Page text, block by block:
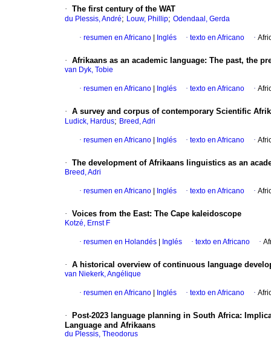
· The first century of the WAT
du Plessis, André; Louw, Phillip; Odendaal, Gerda
· resumen en Africano Inglés · texto en Africano ·
· Afrikaans as an academic language: The past, the
van Dyk, Tobie
· resumen en Africano Inglés · texto en Africano ·
· A survey and corpus of contemporary Scientific
Ludick, Hardus; Breed, Adri
· resumen en Africano Inglés · texto en Africano ·
· The development of Afrikaans linguistics as an
Breed, Adri
· resumen en Africano Inglés · texto en Africano ·
· Voices from the East: The Cape kaleidoscope
Kotzé, Ernst F
· resumen en Holandés Inglés · texto en Africano ·
· A historical overview of continuous language
van Niekerk, Angélique
· resumen en Africano Inglés · texto en Africano ·
·
Post-2023 language planning in South Africa:
Language and Afrikaans
du Plessis, Theodorus